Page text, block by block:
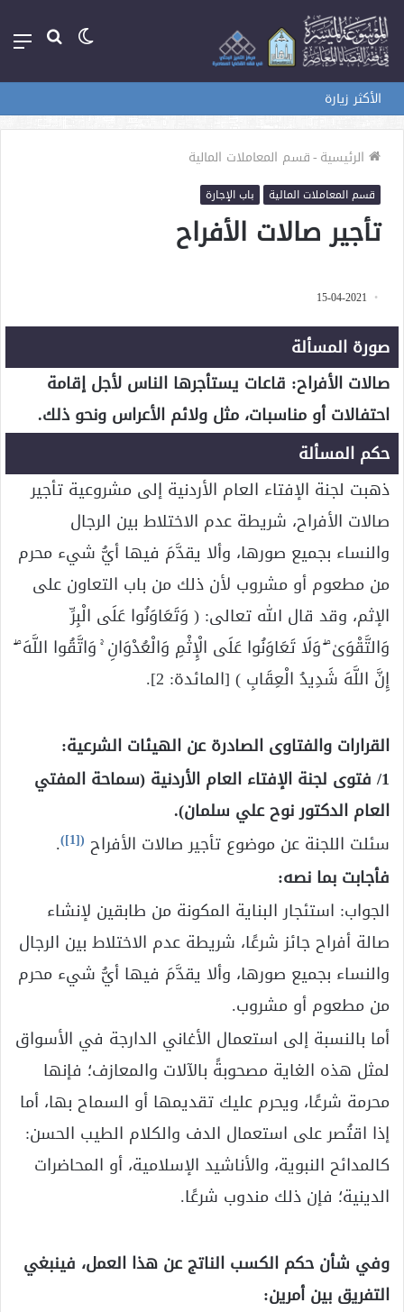
بحث الوضع
الأكثر زيارة
الرئيسية-قسم المعاملات المالية
قسم المعاملات المالية باب الإجارة
تأجير صالات الأفراح
15-04-2021
صورة المسألة
صالات الأفراح: قاعات يستأجرها الناس لأجل إقامة
احتفالات أو مناسبات، مثل ولائم الأعراس ونحو ذلك.
حكم المسألة
ذهبت لجنة الإفتاء العام الأردنية إلى مشروعية تأجير
صالات الأفراح، شريطة عدم الاختلاط بين الرجال
والنساء بجميع صورها، وألا يقدَّمَ فيها أيُّ شيء محرم
من مطعوم أو مشروب لأن ذلك من باب التعاون على
الإثم، وقد قال الله تعالى: ( وَتَعَاوَنُوا عَلَى الْبِرِّ
وَالتَّقْوَىٰ ۖ وَلَا تَعَاوَنُوا عَلَى الْإِثْمِ وَالْعُدْوَانِ ۚ وَاتَّقُوا اللَّهَ ۖ
إِنَّ اللَّهَ شَدِيدُ الْعِقَابِ ) [المائدة: 2].
القرارات والفتاوى الصادرة عن الهيئات الشرعية:
1/ فتوى لجنة الإفتاء العام الأردنية (سماحة المفتي
العام الدكتور نوح علي سلمان).
سئلت اللجنة عن موضوع تأجير صالات الأفراح (
[1]
)
.
فأجابت بما نصه:
الجواب: استئجار البناية المكونة من طابقين لإنشاء
صالة أفراح جائز شرعًا، شريطة عدم الاختلاط بين الرجال
والنساء بجميع صورها، وألا يقدَّمَ فيها أيُّ شيء محرم
من مطعوم أو مشروب.
أما بالنسبة إلى استعمال الأغاني الدارجة في الأسواق
لمثل هذه الغاية مصحوبةً بالآلات والمعازف؛ فإنها
محرمة شرعًا، ويحرم عليك تقديمها أو السماح بها، أما
إذا اقتُصر على استعمال الدف والكلام الطيب الحسن:
كالمدائح النبوية، والأناشيد الإسلامية، أو المحاضرات
الدينية؛ فإن ذلك مندوب شرعًا.
وفي شأن حكم الكسب الناتج عن هذا العمل، فينبغي
التفريق بين أمرين: